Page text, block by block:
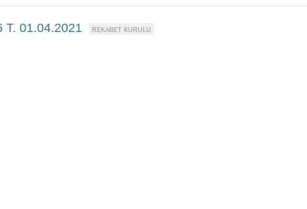
T. 01.04.2021